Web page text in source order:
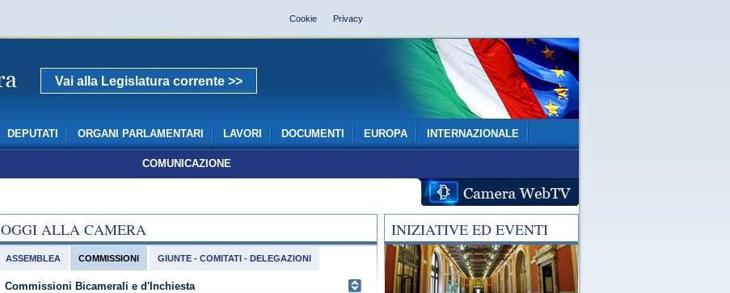
Cookie Privacy
Vai alla Legislatura corrente >>
DEPUTATI ORGANI PARLAMENTARI LAVORI DOCUMENTI EUROPA INTERNAZIONALE
COMUNICAZIONE
OGGI ALLA CAMERA
ASSEMBLEA COMMISSIONI
Commissioni Bicamerali e d'Inchiesta
GIUNTE - COMITATI - DELEGAZIONI
INIZIATIVE ED EVENTI